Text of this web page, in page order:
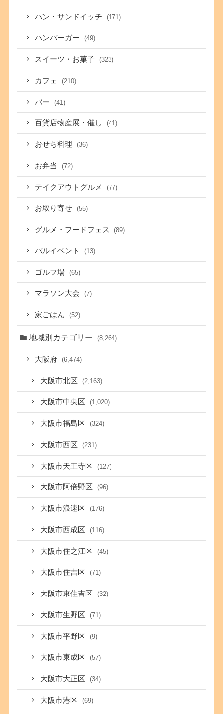
パン・サンドイッチ (171)
ハンバーガー (49)
スイーツ・お菓子 (323)
カフェ (210)
バー (41)
百貨店物産展・催し (41)
おせち料理 (36)
お弁当 (72)
テイクアウトグルメ (77)
お取り寄せ (55)
グルメ・フードフェス (89)
バルイベント (13)
ゴルフ場 (65)
マラソン大会 (7)
家ごはん (52)
地域別カテゴリー (8,264)
大阪府 (6,474)
大阪市北区 (2,163)
大阪市中央区 (1,020)
大阪市福島区 (324)
大阪市西区 (231)
大阪市天王寺区 (127)
大阪市阿倍野区 (96)
大阪市浪速区 (176)
大阪市西成区 (116)
大阪市住之江区 (45)
大阪市住吉区 (71)
大阪市東住吉区 (32)
大阪市生野区 (71)
大阪市平野区 (9)
大阪市東成区 (57)
大阪市大正区 (34)
大阪市港区 (69)